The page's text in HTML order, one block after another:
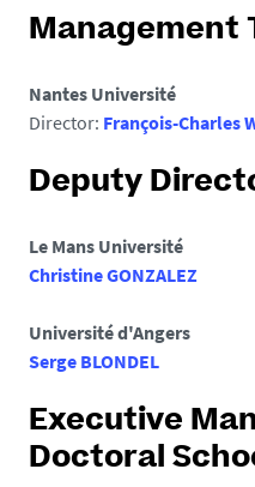
Management
Nantes Université
Director: François-Charles
Deputy
Le Mans Université
Christine GONZALEZ
Université d'Angers
Serge BLONDEL
Executive
Doctoral